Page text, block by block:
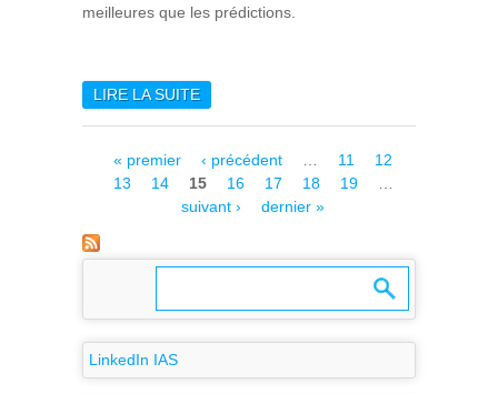
meilleures que les prédictions.
LIRE LA SUITEDE LE JWST : UN NOUVEL
SIDÉRANTES
Pages
« premier ‹ précédent … 11
12
13
14 15 16 17 18 19
…
suivant ›
dernier »
LinkedIn IAS